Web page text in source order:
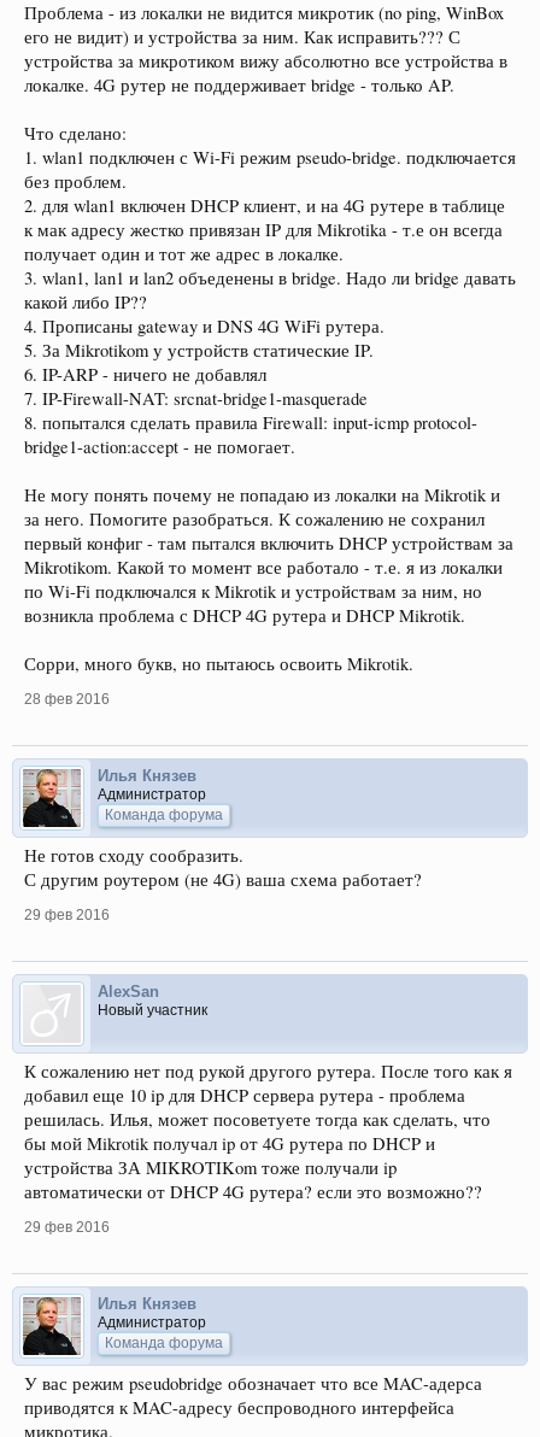
Проблема - из локалки не видится микротик (no ping, WinBox
его не видит) и устройства за ним. Как исправить??? С
устройства за микротиком вижу абсолютно все устройства в
локалке. 4G рутер не поддерживает bridge - только AP.
Что сделано:
1. wlan1 подключен с Wi-Fi режим pseudo-bridge. подключается
без проблем.
2. для wlan1 включен DHCP клиент, и на 4G рутере в таблице
к мак адресу жестко привязан IP для Mikrotika - т.е он всегда
получает один и тот же адрес в локалке.
3. wlan1, lan1 и lan2 объеденены в bridge. Надо ли bridge давать
какой либо IP??
4. Прописаны gateway и DNS 4G WiFi рутера.
5. За Mikrotikom у устройств статические IP.
6. IP-ARP - ничего не добавлял
7. IP-Firewall-NAT: srcnat-bridge1-masquerade
8. попытался сделать правила Firewall: input-icmp protocol-
bridge1-action:accept - не помогает.
Не могу понять почему не попадаю из локалки на Mikrotik и
за него. Помогите разобраться. К сожалению не сохранил
первый конфиг - там пытался включить DHCP устройствам за
Mikrotikom. Какой то момент все работало - т.е. я из локалки
по Wi-Fi подключался к Mikrotik и устройствам за ним, но
возникла проблема с DHCP 4G рутера и DHCP Mikrotik.
Сорри, много букв, но пытаюсь освоить Mikrotik.
28 фев 2016
Илья Князев
Администратор
Команда форума
Не готов сходу сообразить.
С другим роутером (не 4G) ваша схема работает?
29 фев 2016
AlexSan
Новый участник
К сожалению нет под рукой другого рутера. После того как я
добавил еще 10 ip для DHCP сервера рутера - проблема
решилась. Илья, может посоветуете тогда как сделать, что
бы мой Mikrotik получал ip от 4G рутера по DHCP и
устройства ЗА MIKROTIKom тоже получали ip
автоматически от DHCP 4G рутера? если это возможно??
29 фев 2016
Илья Князев
Администратор
Команда форума
У вас режим pseudobridge обозначает что все MAC-адерса
приводятся к MAC-адресу беспроводного интерфейса
микротика.